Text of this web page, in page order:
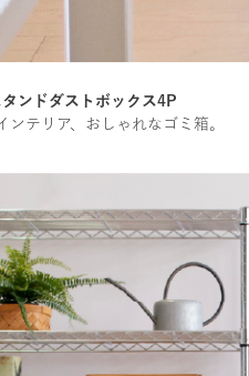
ンドダストボックス4P
ンテリア、おしゃれなゴミ箱。